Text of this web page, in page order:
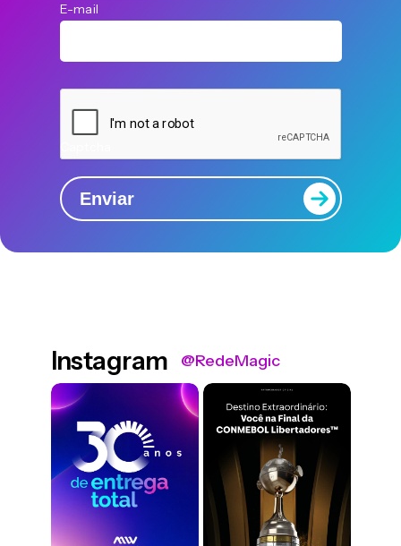
E-mail
Enviar
Instagram @RedeMagic